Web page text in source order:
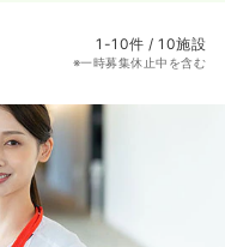
1-10件 / 10施設
※一時募集休止中を含む